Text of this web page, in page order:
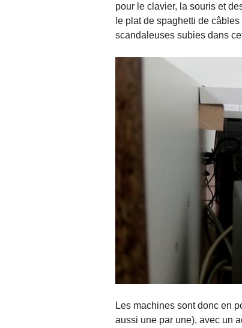
pour le clavier, la souris et
le plat de spaghetti de
scandaleuses subies dans
Les machines sont donc en
aussi une par une), avec un